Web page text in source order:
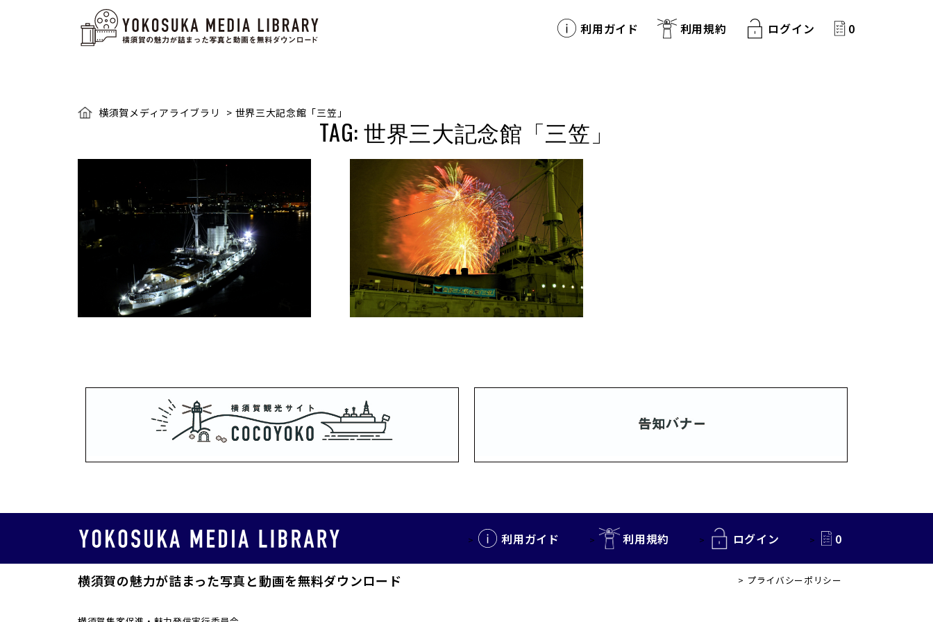
利用ガイド 利用規約 ログイン 0
横須賀メディアライブラリ > 世界三大記念館「三笠」
TAG: 世界三大記念館「三笠」
利用ガイド 利用規約 ログイン 0
横須賀の魅力が詰まった写真と動画を無料ダウンロード プライバシーポリシー